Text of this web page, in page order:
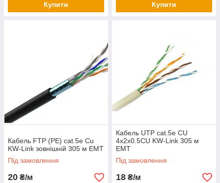
Купити Купити
Кабель FTP (PE) cat.5e Cu
KW-Link зовнішній 305 м ЕМТ
Під замовлення
20 ₴/м
Кабель UTP cat.5e CU
4x2x0.5CU KW-Link 305 м
ЕМТ
Під замовлення
18 ₴/м